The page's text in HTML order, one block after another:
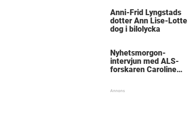
Anni-Frid Lyngstads
dotter Ann Lise-Lotte
dog i bilolycka
Nyhetsmorgon-
intervjun med ALS-
forskaren Caroline